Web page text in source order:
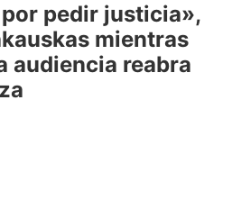
pedir justicia»,
mientras
audiencia reabra